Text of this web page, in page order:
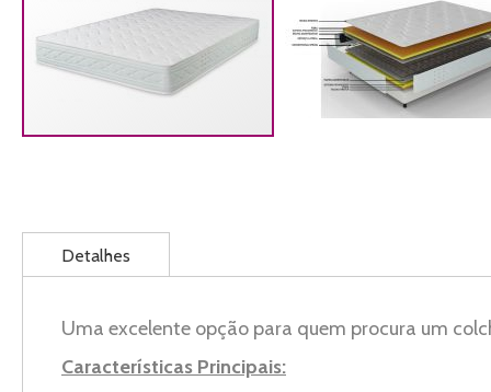
da
Galeria
de
Detalhes
Uma excelente opção para quem procura um
Características Principais: